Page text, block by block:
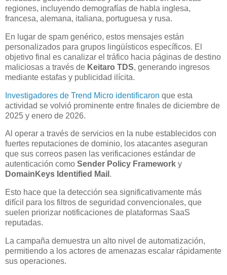
regiones, incluyendo demografías de habla inglesa,
francesa, alemana, italiana, portuguesa y rusa.
En lugar de spam genérico, estos mensajes están
personalizados para grupos lingüísticos específicos. El
objetivo final es canalizar el tráfico hacia páginas de destino
maliciosas a través de Keitaro TDS, generando ingresos
mediante estafas y publicidad ilícita.
Investigadores de Trend Micro identificaron que esta
actividad se volvió prominente entre finales de diciembre de
2025 y enero de 2026.
Al operar a través de servicios en la nube establecidos con
fuertes reputaciones de dominio, los atacantes aseguran
que sus correos pasen las verificaciones estándar de
autenticación como Sender Policy Framework y
DomainKeys Identified Mail .
Esto hace que la detección sea significativamente más
difícil para los filtros de seguridad convencionales, que
suelen priorizar notificaciones de plataformas SaaS
reputadas.
La campaña demuestra un alto nivel de automatización,
permitiendo a los actores de amenazas escalar rápidamente
sus operaciones.